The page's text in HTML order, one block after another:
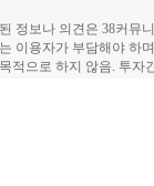
정보나 의견은 38커뮤
이용자가 부담해야 하
적으로 하지 않음. 투